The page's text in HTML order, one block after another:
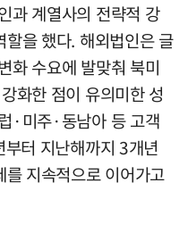
과 계열사의 전략적 강
을 했다. 해외법인은 글
화 수요에 발맞춰 북미
화한 점이 유의미한 성
·미주·동남아 등 고객
터 지난해까지 3개년
지속적으로 이어가고